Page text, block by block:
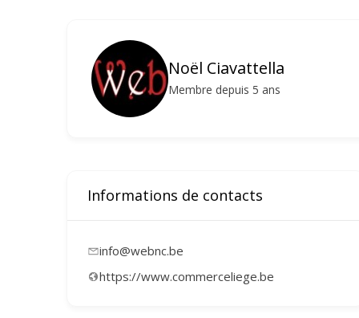
Noël Ciavattella
Membre depuis 5 ans
Informations de contacts
info@webnc.be
https://www.commerceliege.be